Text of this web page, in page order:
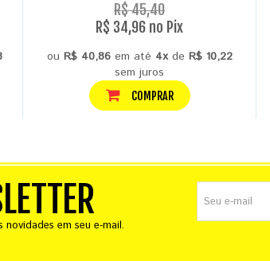
R$ 45,40
R$ 34,96 no Pix
ou R$ 40,86em até 4xde R$ 10,22
sem juros
COMPRAR
em seu e-mail.